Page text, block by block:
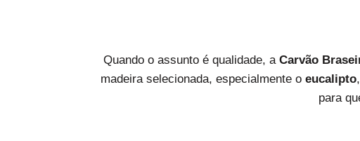
Quando o assunto é qualidade, a Carvão
madeira selecionada, especialmente o eucalipto
para